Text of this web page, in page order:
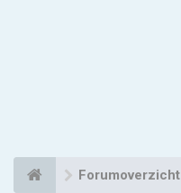
Forumoverzicht